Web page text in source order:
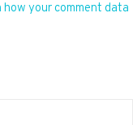
how your comment data